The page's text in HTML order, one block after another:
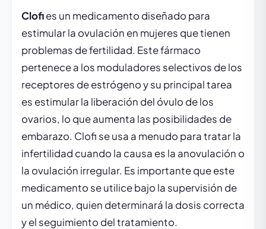
Clofies un medicamento diseñado para
estimular la ovulación en mujeres que tienen
problemas de fertilidad. Este fármaco
pertenece a los moduladores selectivos de los
receptores de estrógeno y su principal tarea
es estimular la liberación del óvulo de los
ovarios, lo que aumenta las posibilidades de
embarazo. Clofi se usa a menudo para tratar la
infertilidad cuando la causa es la anovulación o
la ovulación irregular. Es importante que este
medicamento se utilice bajo la supervisión de
un médico, quien determinará la dosis correcta
y el seguimiento del tratamiento.